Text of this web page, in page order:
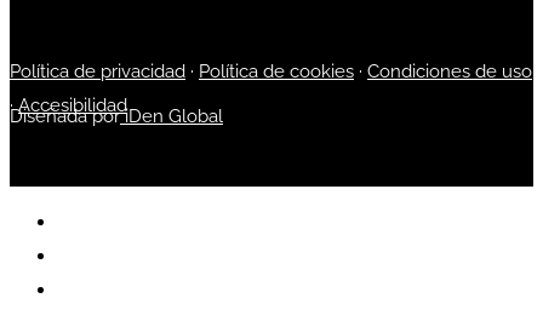
Política de privacidad · Política de cookies · Condiciones de uso
·Accesibilidad
Diseñada poriDen Global